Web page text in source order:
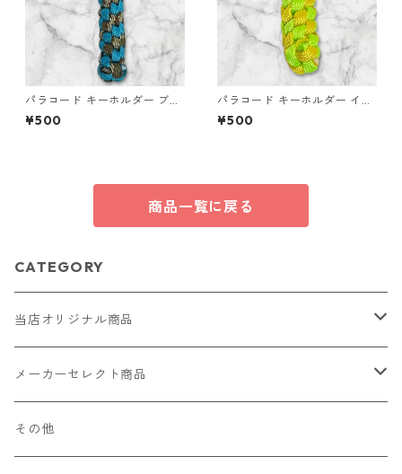
パラコード キーホルダー ブル
ー ブラック 編み込み s16
¥500
パラコード キーホルダー イエ
ロー ライトグリーン 編み込み
s37 アウトドア
¥500
商品一覧に戻る
CATEGORY
当店オリジナル商品
レザー（革）
ロングウォレット
ストラップ
メーカーセレクト商品
財布・キーケース・カードケース
その他